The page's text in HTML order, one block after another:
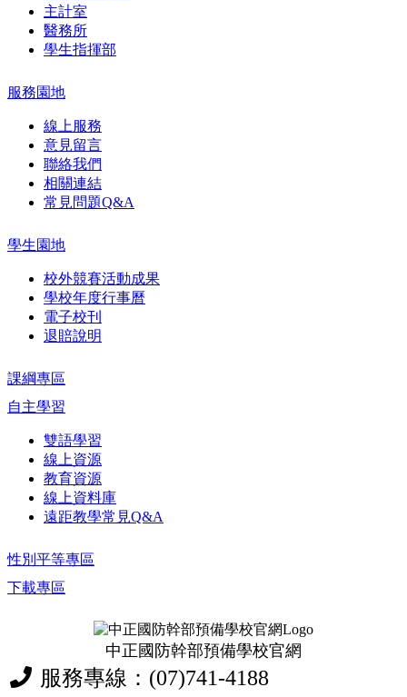
主計室
醫務所
學生指揮部
服務園地
線上服務
意見留言
聯絡我們
相關連結
常見問題Q&A
學生園地
校外競賽活動成果
學校年度行事曆
電子校刊
退賠說明
課綱專區
自主學習
雙語學習
線上資源
教育資源
線上資料庫
遠距教學常見Q&A
性別平等專區
下載專區
中正國防幹部預備學校官網
服務專線：(07)741-4188